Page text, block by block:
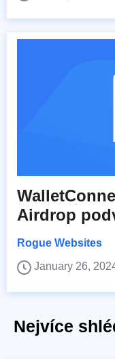
Airdrop
Rogue Websites
January 26,
Nejvíce